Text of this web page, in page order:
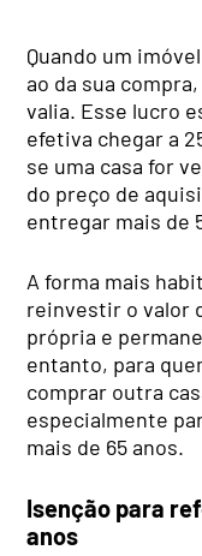
Quando um
ao da sua
valia. Esse lucro
efetiva chegar a
se uma casa for
do preço de
entregar mais de
A forma mais
reinvestir o valor
própria e
entanto, para
comprar outra
especialmente
mais de 65 anos.
Isenção para
anos